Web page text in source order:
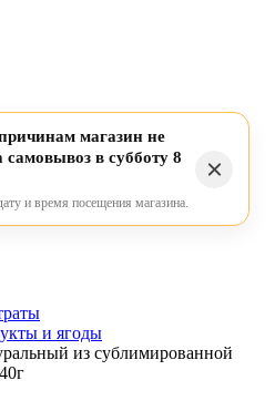
магазин не
самовывоз в субботу 8
и время посещения магазина.
и ягоды
из сублимированной